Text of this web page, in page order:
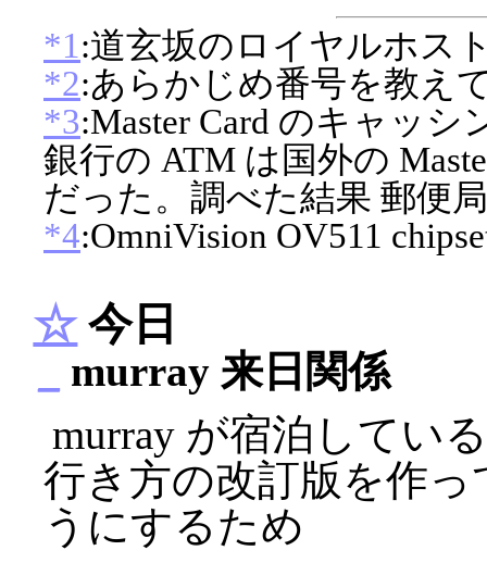
*1 :道玄坂のロイヤルホス
*2:あらかじめ番号を教え
*3:Master Card のキャッ
銀行の ATM は国外の
だった。調べた結果 郵便
*4:OmniVision OV511
☆今日
murray 来日関係
murray が宿泊してい
行き方の改訂版を作
うにするため